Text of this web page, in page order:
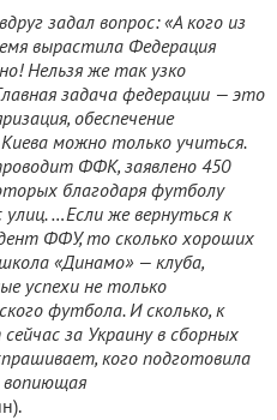
задал вопрос: «А кого из
вырастила Федерация
Нельзя же так узко
задача федерации — это
обеспечение
можно только учиться.
ФФК, заявлено 450
благодаря футболу
…Если же вернуться к
ФФУ, то сколько хороших
«Динамо» — клуба,
успехи не только
футбола. И сколько, к
за Украину в сборных
кого подготовила